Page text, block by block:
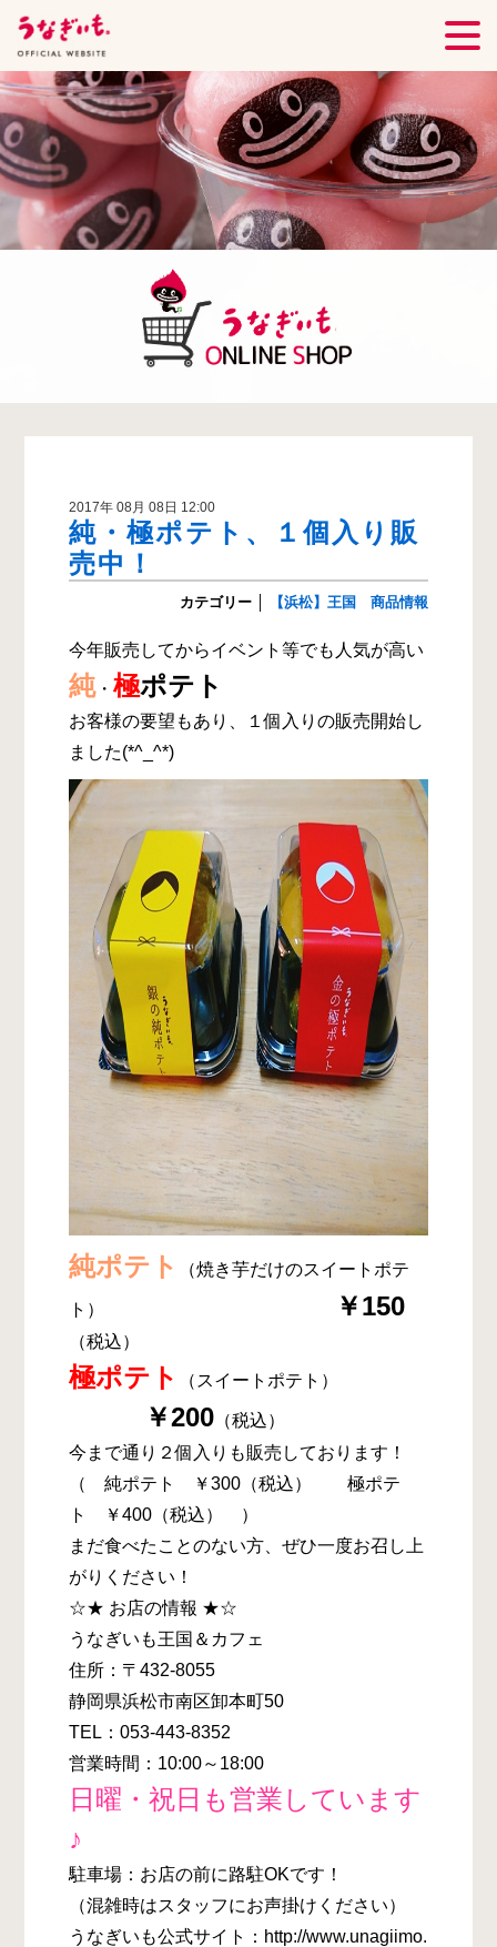
2017年 08月 08日 12:00
純・極ポテト、１個入り販
売中！
カテゴリー 【浜松】王国 商品情報
今年販売してからイベント等でも人気が高い
純・極ポテト
お客様の要望もあり、１個入りの販売開始し
ました(*^_^*)
純ポテト （焼き芋だけのスイートポテ
ト） ￥150
（税込）
極ポテト （スイートポテト）
￥200 （税込）
今まで通り２個入りも販売しております！
（ 純ポテト ￥300（税込） 極ポテ
ト ￥400（税込） ）
まだ食べたことのない方、ぜひ一度お召し上
がりください！
☆★ お店の情報 ★☆
うなぎいも王国＆カフェ
住所：〒432-8055
静岡県浜松市南区卸本町50
TEL：053-443-8352
営業時間：10:00～18:00
日曜・祝日も営業しています
♪
駐車場：お店の前に路駐OKです！
（混雑時はスタッフにお声掛けください）
うなぎいも公式サイト：http://www.unagiimo.